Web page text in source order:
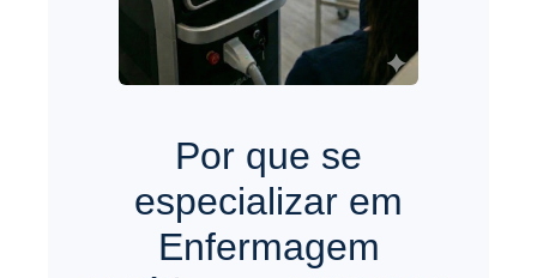
Por que se
especializar em
Enfermagem